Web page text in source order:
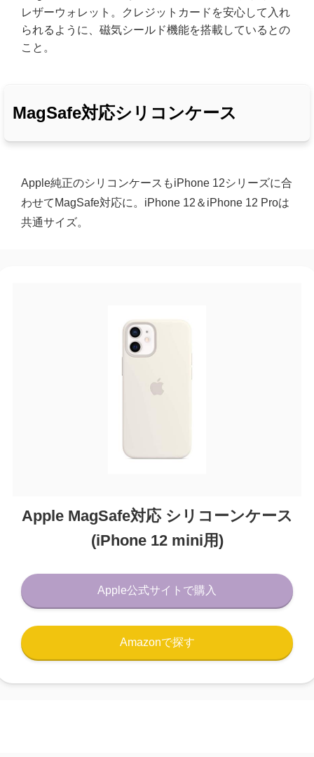
レザーウォレット。クレジットカードを安心して入れ
られるように、磁気シールド機能を搭載しているとの
こと。
MagSafe対応シリコンケース
Apple純正のシリコンケースもiPhone 12シリーズに合
わせてMagSafe対応に。iPhone 12＆iPhone 12 Proは
共通サイズ。
Apple MagSafe対応 シリコーンケース
(iPhone 12 mini用)
Apple公式サイトで購入
Amazonで探す